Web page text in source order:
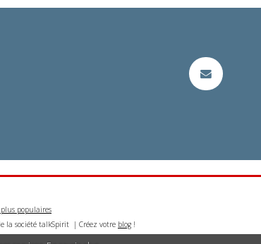
plus populaires
la société talkSpirit | Créez votre blog !